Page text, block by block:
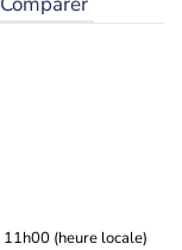
11h00 (heure locale)